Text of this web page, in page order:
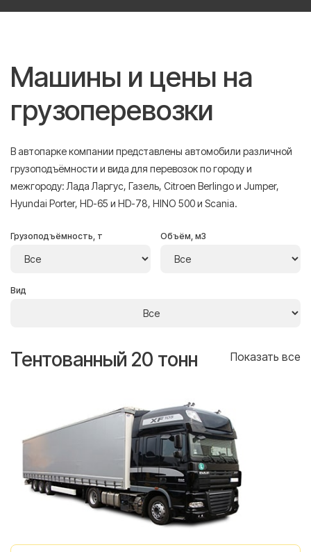
Машины и цены на
грузоперевозки
В автопарке компании представлены автомобили различной
грузоподъёмности и вида для перевозок по городу и
межгороду: Лада Ларгус, Газель, Citroen Berlingo и Jumper,
Hyundai Porter, HD-65 и HD-78, HINO 500 и Scania.
Грузоподъёмность, т Объём, м3
Вид
Тентованный 20 тонн Показать все